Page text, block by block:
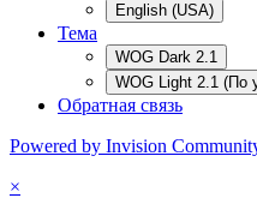
English (USA)
Тема
WOG Dark 2.1
WOG Light 2.1 (По
Обратная связь
Powered by Invision
×